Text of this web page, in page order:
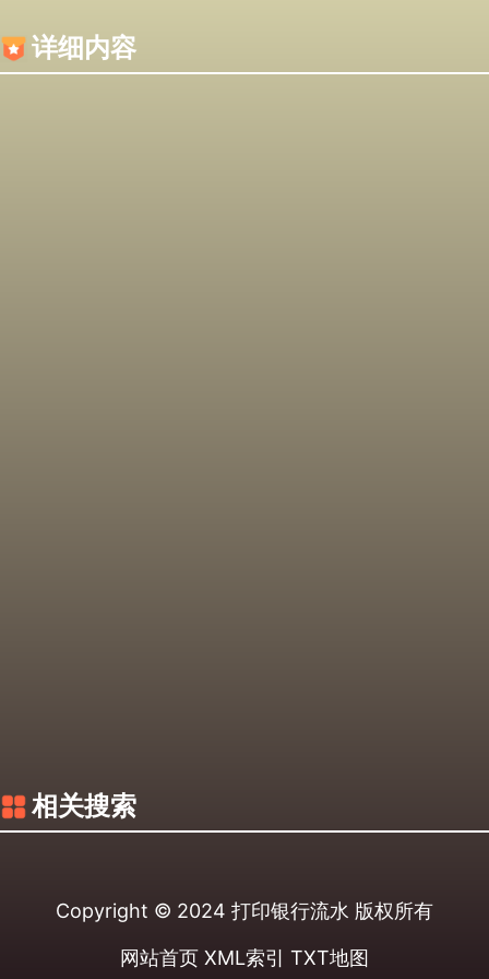
详细内容
相关搜索
Copyright © 2024 打印银行流水 版权所有
网站首页 XML索引 TXT地图